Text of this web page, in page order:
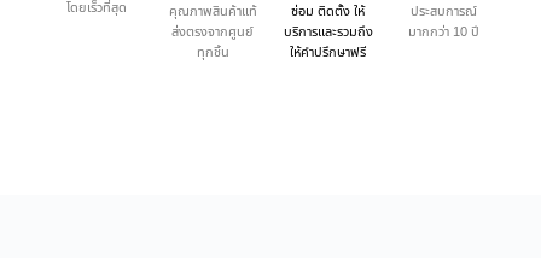
โดยเร็วที่สุด
คุณภาพสินค้าแท้
ส่งตรงจากศูนย์
ทุกชิ้น
ซ่อม ติดตั้ง ให้
บริการและรวมถึง
ให้คำปรึกษาฟรี
ประสบการณ์
มากกว่า 10 ปี